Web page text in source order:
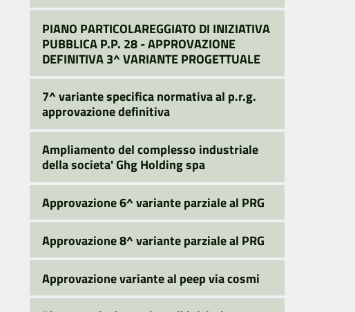
PIANO PARTICOLAREGGIATO DI INIZIATIVA
PUBBLICA P.P. 28 - APPROVAZIONE
DEFINITIVA 3^ VARIANTE PROGETTUALE
7^ variante specifica normativa al p.r.g.
approvazione definitiva
Ampliamento del complesso industriale
della societa' Ghg Holding spa
Approvazione 6^ variante parziale al PRG
Approvazione 8^ variante parziale al PRG
Approvazione variante al peep via cosmi